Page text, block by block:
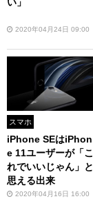
2020年04月24日 09:00
スマホ
iPhone SEはiPhon
e 11ユーザーが「こ
れでいいじゃん」と
思える出来
2020年04月16日 16:00